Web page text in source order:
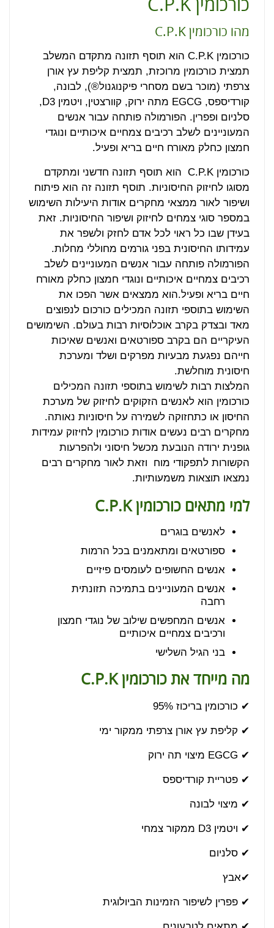
מהו כורכומין C.P.K
כורכומין C.P.K הוא תוסף תזונה מתקדם המשלב
תמצית כורכומין מרוכזת, תמצית קליפת עץ אורן
צרפתי (מוכר בשם מסחרי פיקנוגנול®), לבונה,
קורדיספס, EGCG מתה ירוק, קוורצטין, ויטמין D3,
סלניום ופפרין. הפורמולה פותחה עבור אנשים
המעוניינים לשלב רכיבים צמחיים איכותיים ונוגדי
חמצון כחלק מאורח חיים בריא ופעיל.
כורכומין C.P.K הוא תוסף תזונה חדשני ומתקדם
מסוגו לחיזוק החיסוניות. תוסף תזונה זה הוא פיתוח
ושיפור לאור ממצאי מחקרים אודות היעילות השימוש
במספר סוגי צמחים לחיזוק ושיפור החיסוניות. זאת
בעידן שבו כל ראוי לכל אדם לחזק ולשפר את
עמידותו החיסונית בפני גורמים מחוללי מחלות.
הפורמולה פותחה עבור אנשים המעוניינים לשלב
רכיבים צמחיים איכותיים ונוגדי חמצון כחלק מאורח
חיים בריא ופעיל.הוא ממצאים אשר הפכו את
השימוש בתוספי תזונה המכילים כורכום לנפוצים
מאד ובצדק בקרב אוכלוסיות רבות בעולם. השימושים
העיקריים הם בקרב ספורטאים ואנשים שאיכות
חייהם נפגעת מבעיות מפרקים ושלד ומערכת
חיסונית מוחלשת.
המלצות רבות לשימוש בתוספי תזונה המכילים
כורכומין הוא לאנשים הזקוקים לחיזוק של מערכת
החיסון או כתחזוקה לשמירה על חיסוניות נאותה.
מחקרים רבים נעשים אודות כורכומין לחיזוק עמידות
גופנית ירודה הנובעת מכשל חיסוני ולהפרעות
הקשורות לתפקודי מוח וזאת לאור מחקרים רבים
נמצאו תוצאות משמעותיות.
למי מתאים כורכומיןC.P.K
לאנשים בוגרים
ספורטאים ומתאמנים בכל הרמות
אנשים החשופים לעומסים פיזיים
אנשים המעוניינים בתמיכה תזונתית
רחבה
אנשים המחפשים שילוב של נוגדי חמצון
ורכיבים צמחיים איכותיים
בני הגיל השלישי
מה מייחד את כורכומיןC.P.K
✔ כורכומין בריכוז 95%
✔ קליפת עץ אורן צרפתי ממקור ימי
✔ EGCG מיצוי תה ירוק
✔ פטריית קורדיספס
✔ מיצוי לבונה
✔ ויטמין D3 ממקור צמחי
✔ סלניום
✔אבץ
✔ פפרין לשיפור הזמינות הביולוגית